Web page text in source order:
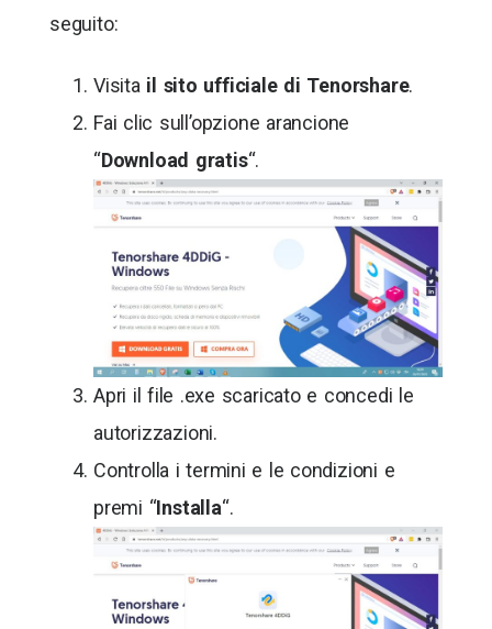
seguito:
Visita il sito ufficiale di Tenorshare.
Fai clic sull’opzione arancione
“Download gratis“.
Apri il file .exe scaricato e concedi le
autorizzazioni.
Controlla i termini e le condizioni e
premi “Installa“.